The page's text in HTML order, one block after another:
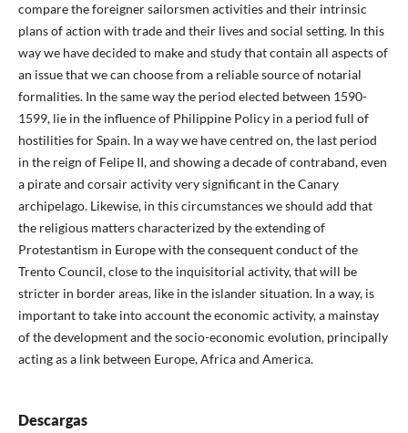
compare the foreigner sailorsmen activities and their intrinsic
plans of action with trade and their lives and social setting. In this
way we have decided to make and study that contain all aspects of
an issue that we can choose from a reliable source of notarial
formalities. In the same way the period elected between 1590-
1599, lie in the influence of Philippine Policy in a period full of
hostilities for Spain. In a way we have centred on, the last period
in the reign of Felipe II, and showing a decade of contraband, even
a pirate and corsair activity very significant in the Canary
archipelago. Likewise, in this circumstances we should add that
the religious matters characterized by the extending of
Protestantism in Europe with the consequent conduct of the
Trento Council, close to the inquisitorial activity, that will be
stricter in border areas, like in the islander situation. In a way, is
important to take into account the economic activity, a mainstay
of the development and the socio-economic evolution, principally
acting as a link between Europe, Africa and America.
Descargas